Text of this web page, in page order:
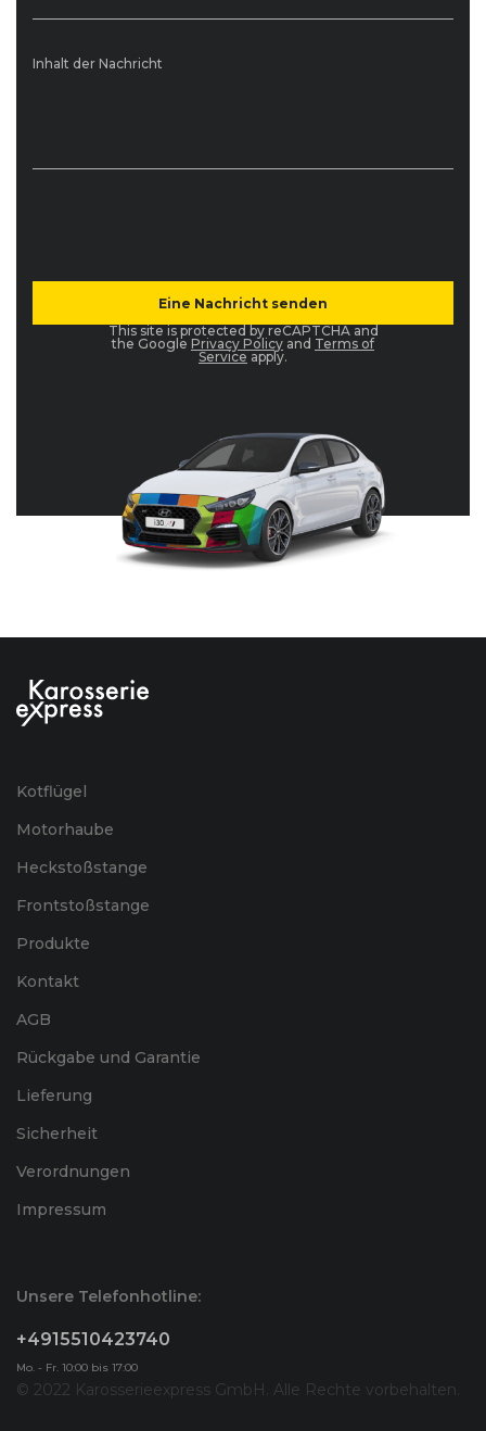
Inhalt der Nachricht
This site is protected by reCAPTCHA and
the Google Privacy Policy and Terms of
Service apply.
Kotflügel
Motorhaube
Heckstoßstange
Frontstoßstange
Produkte
Kontakt
AGB
Rückgabe und Garantie
Lieferung
Sicherheit
Verordnungen
Impressum
Unsere Telefonhotline:
+4915510423740
Mo. - Fr. 10:00 bis 17:00
© 2022 Karosserieexpress GmbH. Alle Rechte vorbehalten.